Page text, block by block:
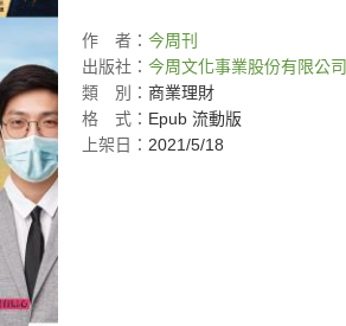
作 者： 今周刊
出版社： 今周文化事業股份有限公司
類
別： 商業理財
格
式： Epub 流動版
上架日： 2021/5/18